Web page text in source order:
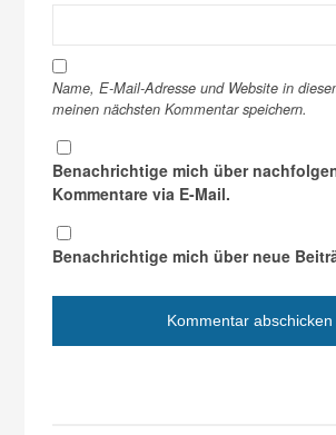
Name, E-Mail-Adresse und Website in
meinen nächsten Kommentar speichern.
Benachrichtige mich über
Kommentare via E-Mail.
Benachrichtige mich über neue